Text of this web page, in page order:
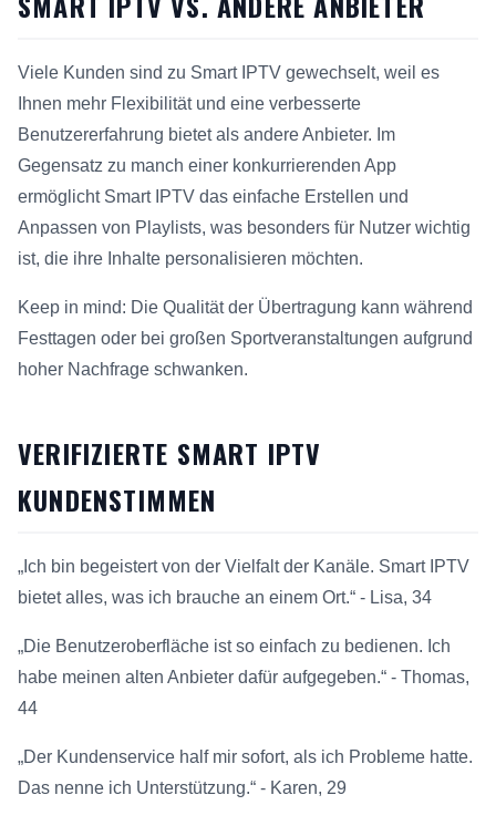
Viele Kunden sind zu Smart IPTV gewechselt, weil es
Ihnen mehr Flexibilität und eine verbesserte
Benutzererfahrung bietet als andere Anbieter. Im
Gegensatz zu manch einer konkurrierenden App
ermöglicht Smart IPTV das einfache Erstellen und
Anpassen von Playlists, was besonders für Nutzer wichtig
ist, die ihre Inhalte personalisieren möchten.
Keep in mind: Die Qualität der Übertragung kann während
Festtagen oder bei großen Sportveranstaltungen aufgrund
hoher Nachfrage schwanken.
VERIFIZIERTE SMART IPTV
KUNDENSTIMMEN
„Ich bin begeistert von der Vielfalt der Kanäle. Smart IPTV
bietet alles, was ich brauche an einem Ort.“ - Lisa, 34
„Die Benutzeroberfläche ist so einfach zu bedienen. Ich
habe meinen alten Anbieter dafür aufgegeben.“ - Thomas,
44
„Der Kundenservice half mir sofort, als ich Probleme hatte.
Das nenne ich Unterstützung.“ - Karen, 29